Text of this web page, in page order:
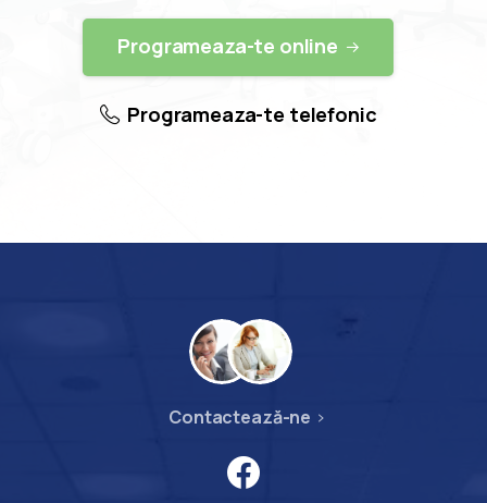
Programeaza-te online
Programeaza-te telefonic
Contactează-ne